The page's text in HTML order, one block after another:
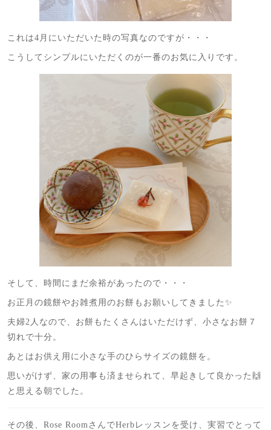
これは4月にいただいた時の写真なのですが・・・
こうしてシンプルにいただくのが一番のお気に入りです。
そして、時間にまだ余裕があったので・・・
お正月の鏡餅やお雑煮用のお餅もお願いしてきました✨
夫婦2人なので、お餅もたくさんはいただけず、小さなお餅７
切れで十分。
あとはお供え用に小さな手のひらサイズの鏡餅を。
思いがけず、家の用事も済ませられて、早起きして良かった🙌
と思える朝でした。
その後、Rose RoomさんでHerbレッスンを受け、実習でとって